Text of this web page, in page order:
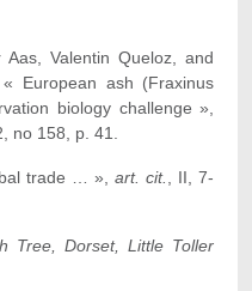
Valentin Queloz, and
European ash (Fraxinus
biology challenge »,
no 158, p. 41.
trade … », art. cit.
, II, 7-
Tree, Dorset, Little Toller